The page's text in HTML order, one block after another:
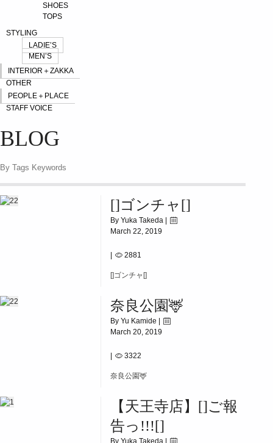
SHOES
TOPS
STYLING
LADIE’S
MEN’S
INTERIOR＋ZAKKA
OTHER
PEOPLE＋PLACE
STAFF VOICE
BLOG
By Tags Keywords
[]ゴンチャ[]
By Yuka Takeda |
March 22, 2019
2881
[]ゴンチャ[]
奈良公園🦌
By Yu Kamide |
March 20, 2019
3322
奈良公園🦌
【天王寺店】[]ご報
告っ!!![]
By Yuka Takeda |